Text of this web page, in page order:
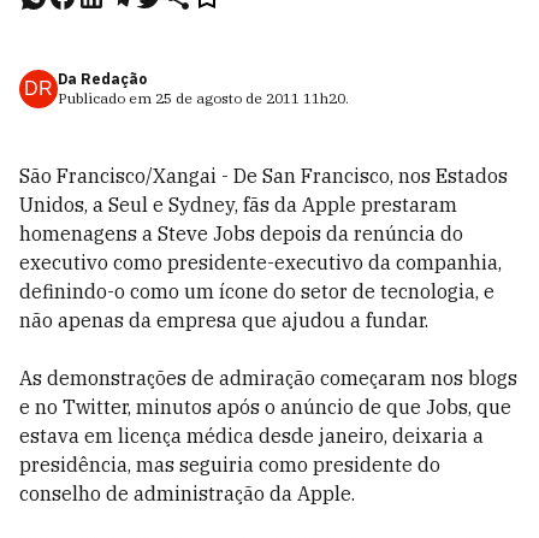
DR Da Redação
Publicado em 25 de agosto de 2011 11h20.
São Francisco/Xangai - De San Francisco, nos Estados
Unidos, a Seul e Sydney, fãs da Apple prestaram
homenagens a Steve Jobs depois da renúncia do
executivo como presidente-executivo da companhia,
definindo-o como um ícone do setor de tecnologia, e
não apenas da empresa que ajudou a fundar.
As demonstrações de admiração começaram nos blogs
e no Twitter, minutos após o anúncio de que Jobs, que
estava em licença médica desde janeiro, deixaria a
presidência, mas seguiria como presidente do
conselho de administração da Apple.